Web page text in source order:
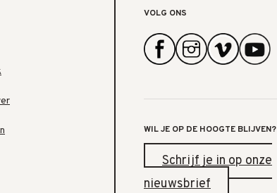
VOLG ONS
WIL JE OP DE HOOGTE BLIJVEN?
Schrijf je in op onze
nieuwsbrief